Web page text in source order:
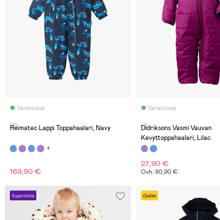
Varastossa
(2)
Reimatec Lappi Toppahaalari, Navy
169,90 €
Varastossa
(1)
Didriksons Vasmi Vauvan
Kevyttoppahaalari, Lilac
27,90 €
Ovh: 80,90 €
Superhinta Outlet